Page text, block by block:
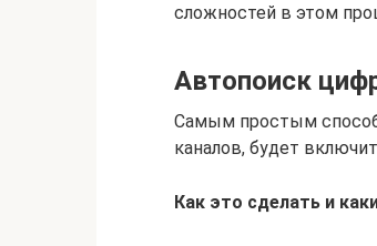
сложностей в этом
Автопоиск
Самым простым
каналов, будет
Как это сделать и